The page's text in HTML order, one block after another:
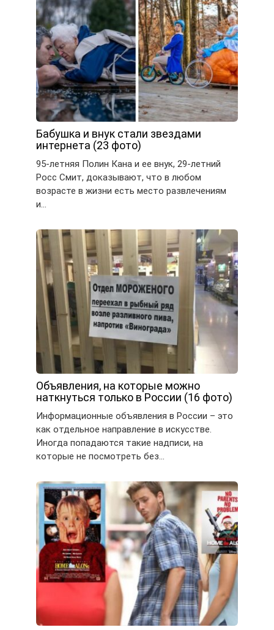
Бабушка и внук стали звездами
интернета (23 фото)
95-летняя Полин Кана и ее внук, 29-летний
Росс Смит, доказывают, что в любом
возрасте в жизни есть место развлечениям
и…
Объявления, на которые можно
наткнуться только в России (16 фото)
Информационные объявления в России – это
как отдельное направление в искусстве.
Иногда попадаются такие надписи, на
которые не посмотреть без…